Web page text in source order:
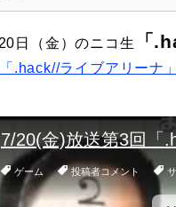
日（金）のニコ生 「
.hack//ライブアリーナ